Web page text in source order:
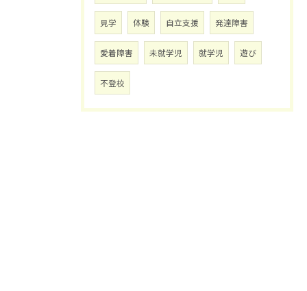
見学 体験 自立支援 発達障害
愛着障害 未就学児 就学児 遊び
不登校